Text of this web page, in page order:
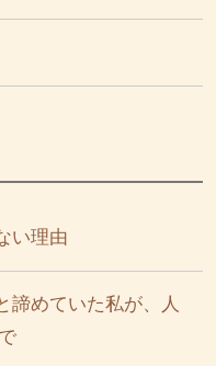
い理由
諦めていた私が、人